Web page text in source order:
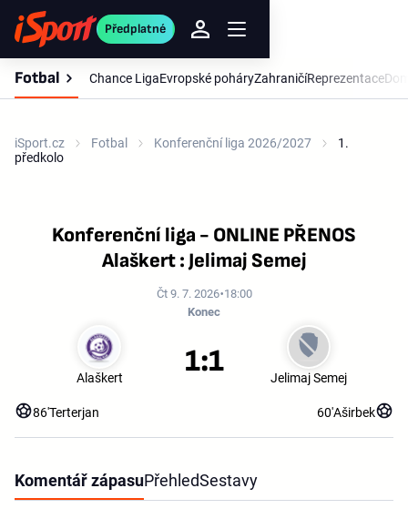
Předplatné
Fotbal Chance LigaEvropské poháryZahraničíReprezentace
iSport.cz Fotbal Konferenční liga 2026/2027
1.
předkolo
Konferenční liga - ONLINE PŘENOS
Alaškert : Jelimaj Semej
Čt 9. 7. 2026 18:00
Konec
Alaškert Jelimaj Semej
1:1
86'Terterjan 60'Aširbek
Komentář zápasuPřehledSestavy